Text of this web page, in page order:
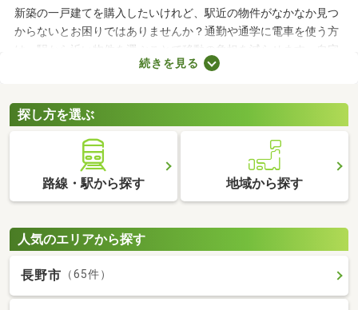
新築の一戸建てを購入したいけれど、駅近の物件がなかなか見つ
からないとお困りではありませんか？通勤や通学に電車を使う方
は、駅から近い物件を選ぶことで移動の負担を減らせます。自宅
でゆっくりできる時間が増えるので、暮らしやすさを実感できる
駅から徒歩10分以内にある新築一戸建てを紹介します。
続きを見る
探し方を選ぶ
路線・駅から探す 地域から探す
人気のエリアから探す
長野市 （65件）